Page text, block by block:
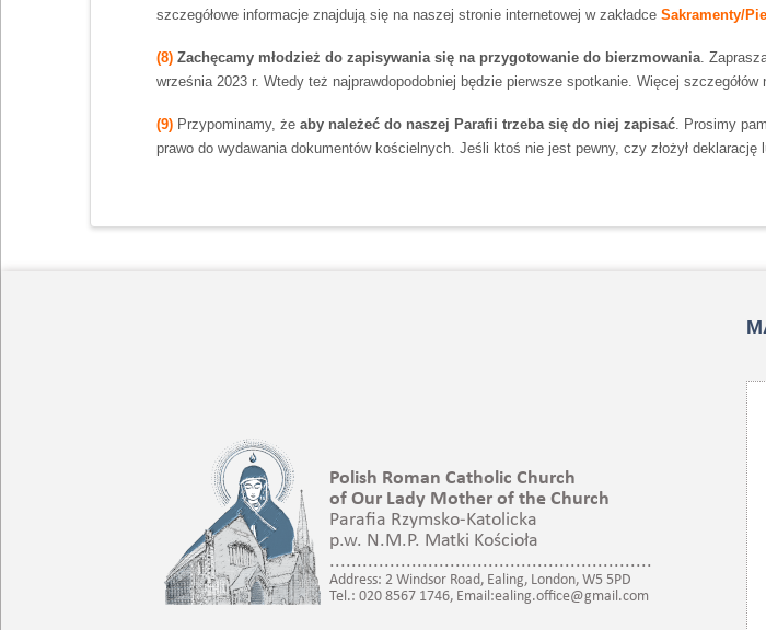
szczegółowe informacje znajdują się na naszej stronie internetowej w zakładce Sakramenty/
(8)Zachęcamy młodzież do zapisywania się na przygotowanie do bierzmowania.
września 2023 r. Wtedy też najprawdopodobniej będzie pierwsze spotkanie. Więcej
(9) Przypominamy, że aby należeć do naszej Parafii trzeba się do niej zapisać. Prosimy
prawo do wydawania dokumentów kościelnych. Jeśli ktoś nie jest pewny, czy złożył